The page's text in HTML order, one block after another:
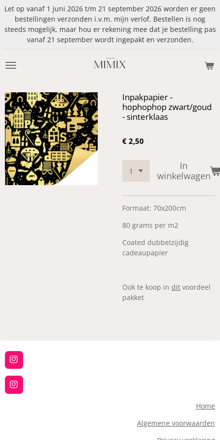
Ga
direct
naar
Let op vanaf 1 juni 2026 t/m 21 september 2026 worden er geen
bestellingen verzonden i.v.m. mijn verlof. Bestellen is nog
steeds mogelijk, maar hou er rekening mee dat je bestelling pas
vanaf 21 september wordt ingepakt en verzonden.
Inpakpapier -
hophophop zwart/goud
- sinterklaas
€ 2,50
In
winkelwagen
Formaat: 70x200cm
80 grams per m2
Coated dubbelzijdig
cadeaupapier
Ook te koop in dit voordeel
pakket
I
n
s
t
a
I
n
Home
Algemene voorwaarden